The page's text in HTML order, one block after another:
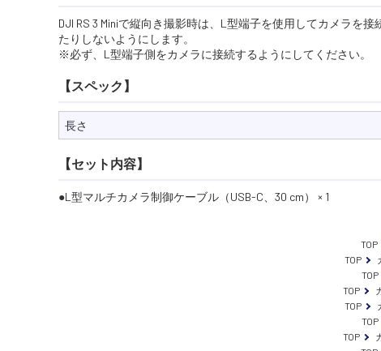
DJI RS 3 Miniで縦向き撮影時は、L型端子を使用してカメラを
たりしないようにします。
※必ず、L型端子側をカメラに接続するようにしてください。
【スペック】
長さ
【セット内容】
L型マルチカメラ制御ケーブル（USB-C、30 cm） × 1
TOP
TOP
TOP
TOP
TOP
TOP
TOP